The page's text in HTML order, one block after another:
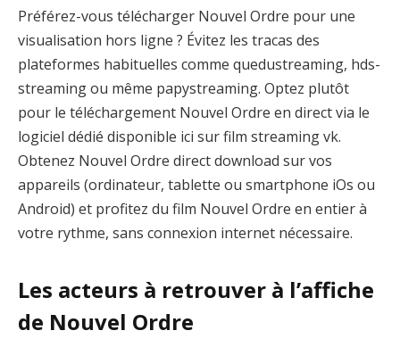
Préférez-vous télécharger Nouvel Ordre pour une
visualisation hors ligne ? Évitez les tracas des
plateformes habituelles comme quedustreaming, hds-
streaming ou même papystreaming. Optez plutôt
pour le téléchargement Nouvel Ordre en direct via le
logiciel dédié disponible ici sur film streaming vk.
Obtenez Nouvel Ordre direct download sur vos
appareils (ordinateur, tablette ou smartphone iOs ou
Android) et profitez du film Nouvel Ordre en entier à
votre rythme, sans connexion internet nécessaire.
Les acteurs à retrouver à l’affiche
de Nouvel Ordre